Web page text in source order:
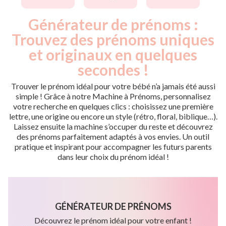
Générateur de prénoms :
Trouvez des prénoms uniques
et originaux en quelques
secondes !
Trouver le prénom idéal pour votre bébé n’a jamais été aussi
simple ! Grâce à notre Machine à Prénoms, personnalisez
votre recherche en quelques clics : choisissez une première
lettre, une origine ou encore un style (rétro, floral, biblique…).
Laissez ensuite la machine s’occuper du reste et découvrez
des prénoms parfaitement adaptés à vos envies. Un outil
pratique et inspirant pour accompagner les futurs parents
dans leur choix du prénom idéal !
GÉNÉRATEUR DE PRÉNOMS
Découvrez le prénom idéal pour votre enfant !